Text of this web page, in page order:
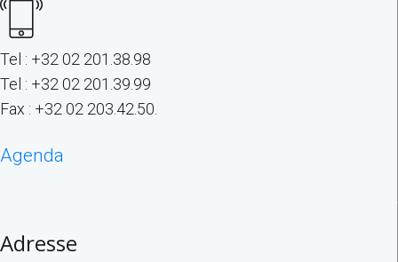
Tel : +32 02 201.38.98
Tel : +32 02 201.39.99
Fax : +32 02 203.42.50.
Agenda
Adresse